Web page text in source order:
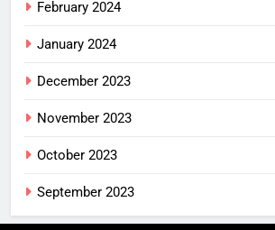
February 2024
January 2024
December 2023
November 2023
October 2023
September 2023